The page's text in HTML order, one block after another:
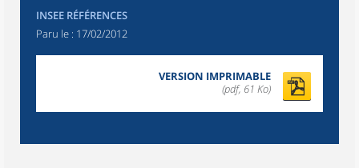
INSEE RÉFÉRENCES
Paru le : 17/02/2012
VERSION IMPRIMABLE
(pdf, 61 Ko)